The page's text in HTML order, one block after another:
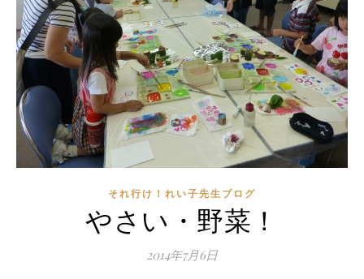
それ行け！れい子先生ブログ
やさい・野菜！
2014年7月6日